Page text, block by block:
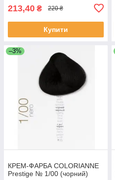
213,40 ₴ 220 ₴
Купити
–3%
КРЕМ-ФАРБА COLORIANNE
Prestige № 1/00 (чорний)